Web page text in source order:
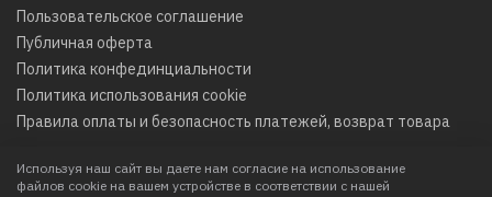
Пользовательское соглашение
Публичная оферта
Политика конфединциальности
Политика использования cookie
Правила оплаты и безопасность платежей, возврат товара
Используя наш сайт вы даете нам согласие на использование
файлов cookie на вашем устройстве в соответствии с нашей